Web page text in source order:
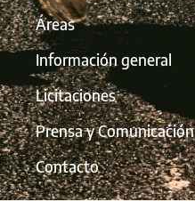
Áreas
Información general
Licitaciones
Prensa y Comunicación
Contacto